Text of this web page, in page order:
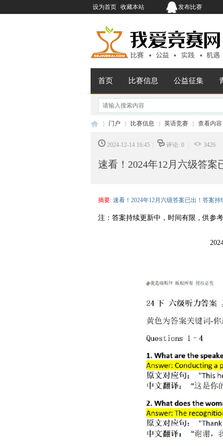
设为首页 收藏本站 发布比赛
首页 比赛信息 公益征集
›
门户
›
比赛信息
›
英语竞赛
›
查看内容
2024-12-14 16:45 评论: 0 3426
速看！2024年12月六级答案
摘要: 速看！2024年12月六级答案已出！答案持
注：答案持续更新中，时间有限，供参